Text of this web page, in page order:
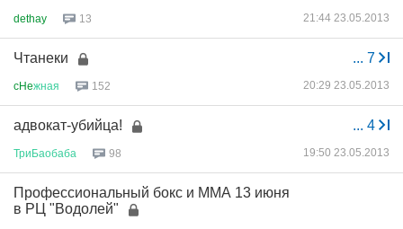
dethay 13 21:44 23.05.2013
... 7
Чтанеки
cHeжная 152 20:29 23.05.2013
... 4
адвокат-убийца!
ТриБаобаба 98 19:50 23.05.2013
Профессиональный бокс и ММА 13 июня
в РЦ "Водолей"